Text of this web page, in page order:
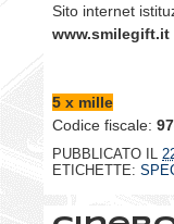
Sito internet
www.smilegift.it
5 x mille
Codice fiscale:
PUBBLICATO IL
ETICHETTE: